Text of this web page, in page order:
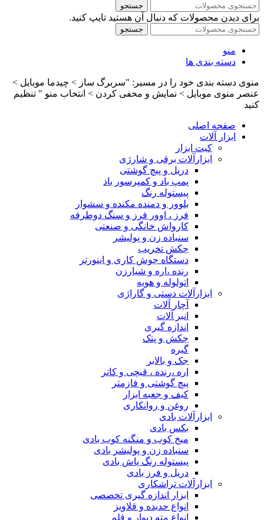
جستجو
برای دیدن محصولات که دنبال آن هستید تایپ کنید.
جستجو
منو
دسته بندی ها
منوی دسته بندی خود را در مسیر: "سربرگ ساز > چیدما موبایل >
عنصر منوی موبایل > نمایش و مخفی کردن > انتخاب منو " تنظیم
کنید
صفحه اصلی
ابزار آلات
کیت ابزار
ابزارآلات برقی و شارژی
دریل و پیچ گوشتی
پمپ باد و کمپرسور باد
پیستوله رنگ
بلوور و دمنده مکنده و سشوار
فرز ، اوور فرز و سنگ دوطرفه
کارواش خانگی و صنعتی
سنباده زن و پولیشر
چکش تخریب
دستگاه جوش کاری و اینورتر
رنده ،اره و شیارزن
اتولوله و هویه
ابزارآلات دستی و گاراژی
آچار آلات
انبر آلات
اندازه گیری
چکش و پتک
گیره
جک و بالابر
اره ،رنده ، قیچی و کاتر
پیچ گوشتی و فازمتر
کیف و جعبه ابزار
روغن و روانکاری
ابزارآلات بادی
بکس بادی
میخ کوب و منگنه کوب بادی
سنباده زن و پولیشر بادی
پیستوله رنگ پاش بادی
دریل و فرز بادی
ابزارآلات تراشکاری
ابزار اندازه گیری تخصصی
انواع حدیده و قلاویز
انواع مته دیوار و قلم